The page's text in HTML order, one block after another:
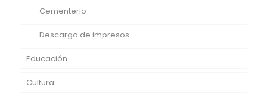
Cementerio
Descarga de impresos
Educación
Cultura